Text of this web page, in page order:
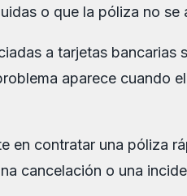
o que la póliza no se
a tarjetas
aparece cuando
en contratar una póliza
cancelación o una